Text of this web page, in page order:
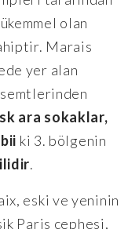
olan
Marais
yer alan
ara sokaklar,
ki 3. bölgenin
.
eski ve yeninin
Paris cephesi,